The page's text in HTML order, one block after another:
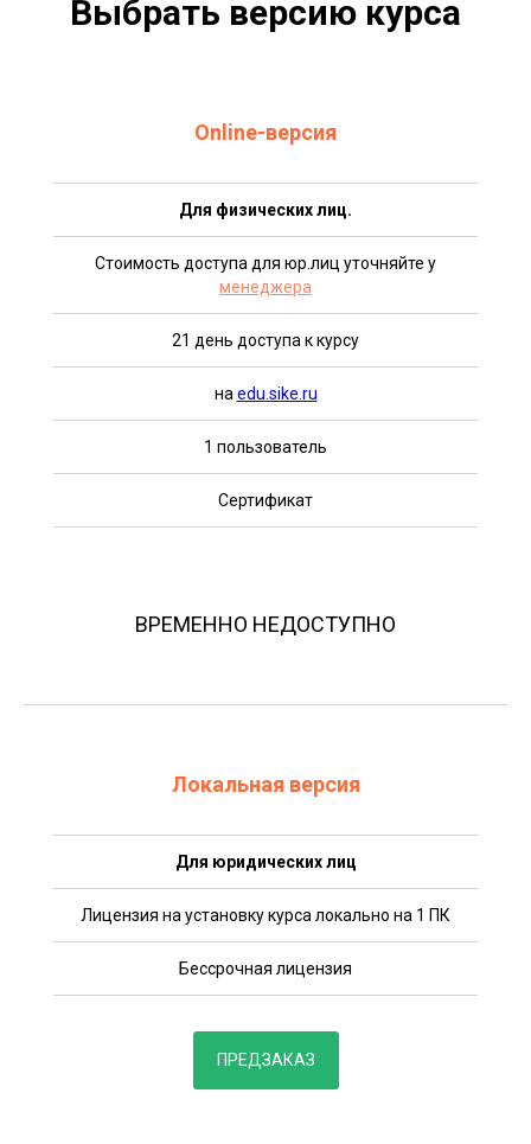
Выбрать версию курса
Online-версия
Для физических лиц.
Стоимость доступа для юр.лиц уточняйте у
менеджера
21 день доступа к курсу
на edu.sike.ru
1 пользователь
Сертификат
ВРЕМЕННО НЕДОСТУПНО
Локальная версия
Для юридических лиц
Лицензия на установку курса локально на 1 ПК
Бессрочная лицензия
ПРЕДЗАКАЗ